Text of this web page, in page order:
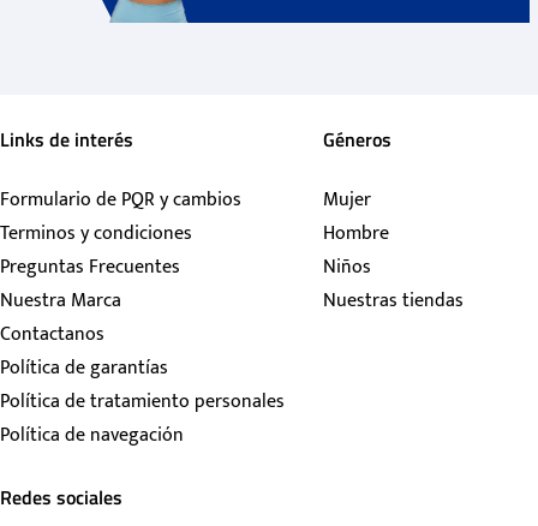
Links de interés
Formulario de PQR y cambios
Terminos y condiciones
Preguntas Frecuentes
Nuestra Marca
Contactanos
Política de garantías
Política de tratamiento personales
Política de navegación
Géneros
Mujer
Hombre
Niños
Nuestras tiendas
Redes sociales